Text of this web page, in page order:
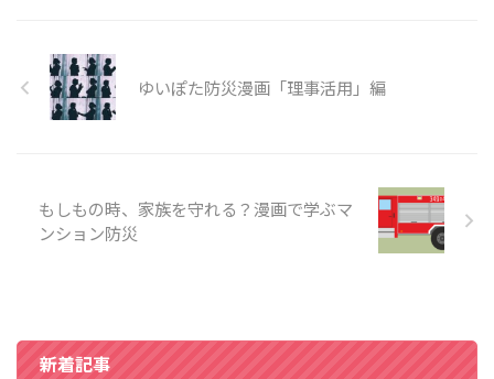
ゆいぽた防災漫画「理事活用」編
もしもの時、家族を守れる？漫画で学ぶマ
ンション防災
新着記事